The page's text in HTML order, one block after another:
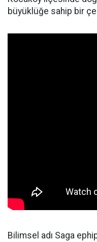
büyüklüğe sahip bir
Bilimsel adı Saga